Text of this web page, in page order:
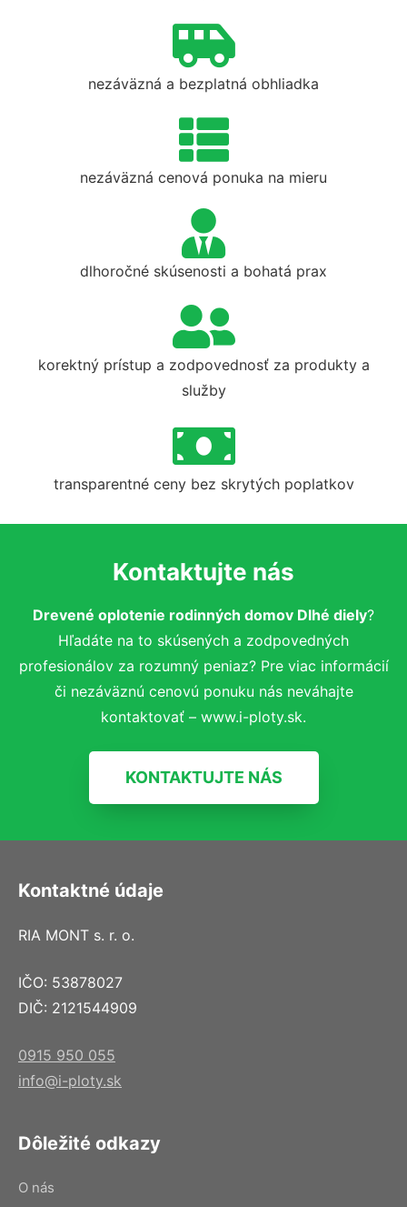
nezáväzná a bezplatná obhliadka
nezáväzná cenová ponuka na mieru
dlhoročné skúsenosti a bohatá prax
korektný prístup a zodpovednosť za produkty a
služby
transparentné ceny bez skrytých poplatkov
Kontaktujte nás
Drevené oplotenie rodinných domov Dlhé diely?
Hľadáte na to skúsených a zodpovedných
profesionálov za rozumný peniaz? Pre viac informácií
či nezáväznú cenovú ponuku nás neváhajte
kontaktovať – www.i-ploty.sk.
KONTAKTUJTE NÁS
Kontaktné údaje
RIA MONT s. r. o.
IČO: 53878027
DIČ: 2121544909
0915 950 055
info@i-ploty.sk
Dôležité odkazy
O nás